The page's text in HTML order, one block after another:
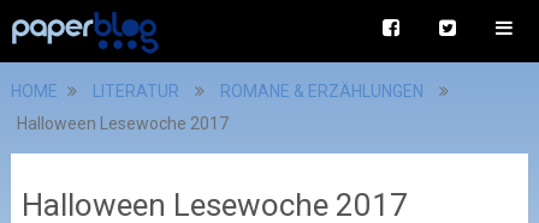
HOME LITERATUR
ROMANE & ERZÄHLUNGEN
Halloween Lesewoche 2017
Halloween Lesewoche 2017